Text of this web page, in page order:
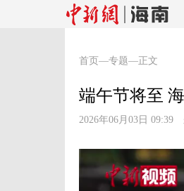
首页 —专题—正文
端午节将至
2026年06月03日 09:39